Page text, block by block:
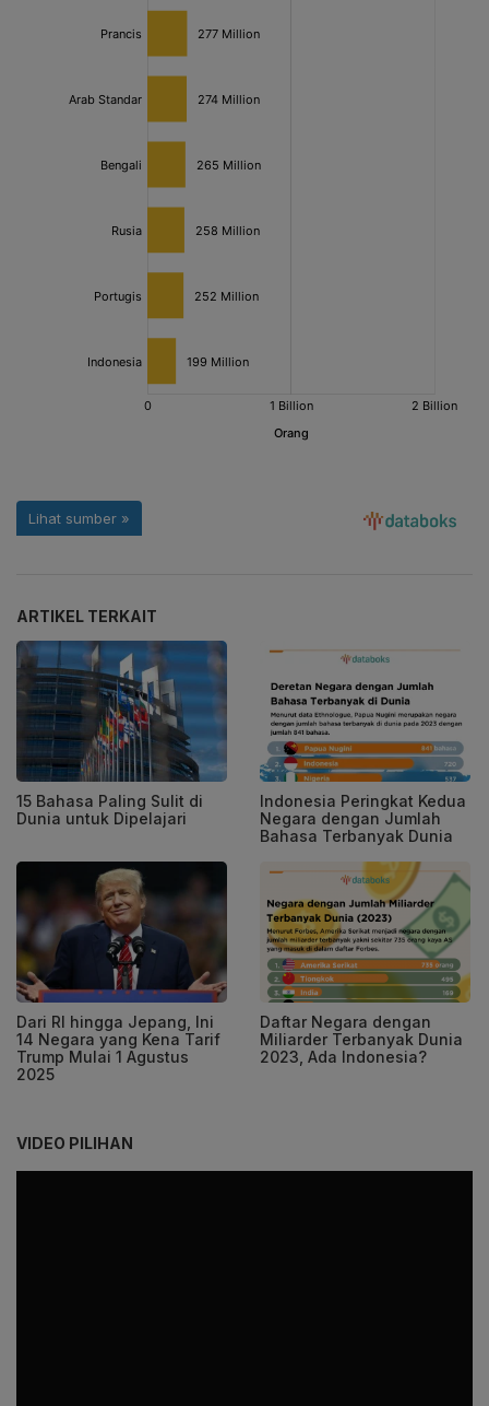
ARTIKEL TERKAIT
15 Bahasa Paling Sulit di
Dunia untuk Dipelajari
Indonesia Peringkat Kedua
Negara dengan Jumlah
Bahasa Terbanyak Dunia
Dari RI hingga Jepang, Ini
14 Negara yang Kena Tarif
Trump Mulai 1 Agustus
2025
Daftar Negara dengan
Miliarder Terbanyak Dunia
2023, Ada Indonesia?
VIDEO PILIHAN